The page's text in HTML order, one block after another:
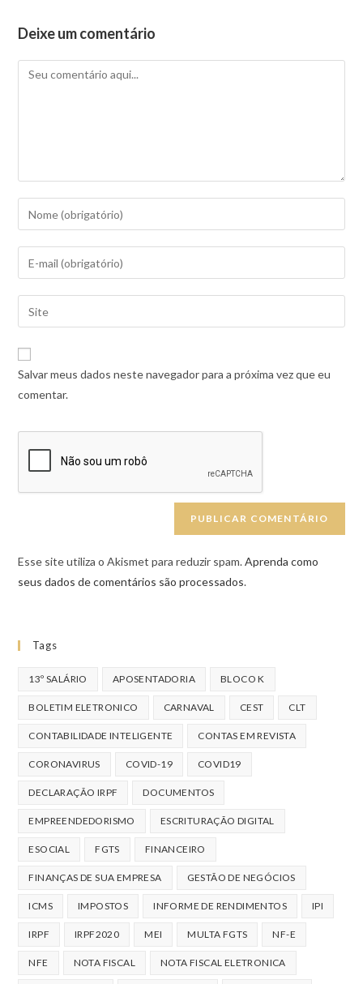
Deixe um comentário
Salvar meus dados neste navegador para a próxima vez que eu
comentar.
Esse site utiliza o Akismet para reduzir spam.Aprenda como
seus dados de comentários são processados.
Tags
13º SALÁRIO APOSENTADORIA BLOCO K
BOLETIM ELETRONICO CARNAVAL CEST CLT
CONTABILIDADE INTELIGENTE CONTAS EM REVISTA
CORONAVIRUS COVID-19 COVID19
DECLARAÇÃO IRPF DOCUMENTOS
EMPREENDEDORISMO ESCRITURAÇÃO DIGITAL
ESOCIAL FGTS FINANCEIRO
FINANÇAS DE SUA EMPRESA GESTÃO DE NEGÓCIOS
ICMS IMPOSTOS INFORME DE RENDIMENTOS IPI
IRPF IRPF2020 MEI MULTA FGTS NF-E
NFE NOTA FISCAL NOTA FISCAL ELETRONICA